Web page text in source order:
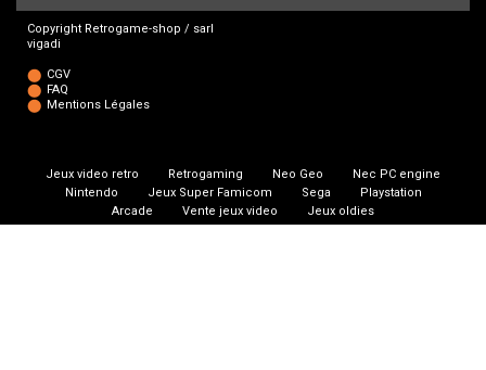
Copyright Retrogame-shop / sarl
vigadi
CGV
FAQ
Mentions Légales
Jeux video retro Retrogaming Neo Geo
Nec PC engine
Nintendo
Jeux Super Famicom Sega
Playstation
Arcade
Vente jeux video Jeux oldies